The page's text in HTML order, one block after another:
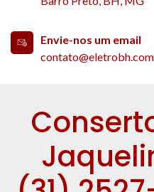
Envie-nos um email